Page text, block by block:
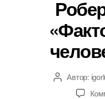
Автор
записи
Автор: